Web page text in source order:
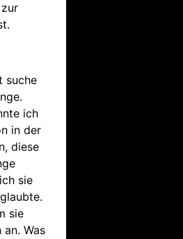
suche
ich
in der
diese
sie
sie
Was